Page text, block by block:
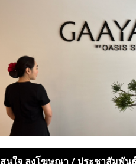
สนใจ ลงโฆษณา / ประชาสัมพัน